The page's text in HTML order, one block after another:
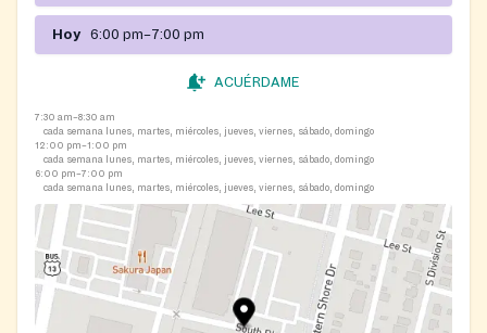
Hoy 6:00 pm–7:00 pm
ACUÉRDAME
7:30 am–8:30 am
cada semana lunes, martes, miércoles, jueves, viernes, sábado, domingo
12:00 pm–1:00 pm
cada semana lunes, martes, miércoles, jueves, viernes, sábado, domingo
6:00 pm–7:00 pm
cada semana lunes, martes, miércoles, jueves, viernes, sábado, domingo